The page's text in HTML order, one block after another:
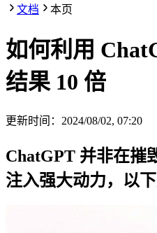
文档
本页
如何利用
结果 10 倍
更新时间： 2024/08/02, 07:20
ChatGPT 并非在摧
注入强大动力，以